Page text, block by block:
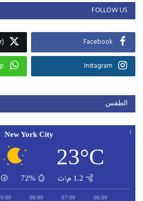
FOLLOW US
Facebook
Instagram
الطقس
New York City
23°C
1.2 م\ث 72%
06:00
07:00
08:00